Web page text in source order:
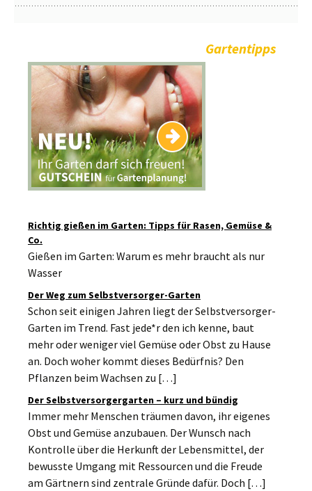
Gartentipps
Richtig gießen im Garten: Tipps für Rasen, Gemüse &
Co.
Gießen im Garten: Warum es mehr braucht als nur
Wasser
Der Weg zum Selbstversorger-Garten
Schon seit einigen Jahren liegt der Selbstversorger-
Garten im Trend. Fast jede*r den ich kenne, baut
mehr oder weniger viel Gemüse oder Obst zu Hause
an. Doch woher kommt dieses Bedürfnis? Den
Pflanzen beim Wachsen zu […]
Der Selbstversorgergarten – kurz und bündig
Immer mehr Menschen träumen davon, ihr eigenes
Obst und Gemüse anzubauen. Der Wunsch nach
Kontrolle über die Herkunft der Lebensmittel, der
bewusste Umgang mit Ressourcen und die Freude
am Gärtnern sind zentrale Gründe dafür. Doch […]